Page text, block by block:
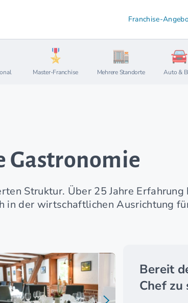
Franchise-
Master-Franchise Mehrere Standorte Auto &
Gastronomie
Struktur. Über 25 Jahre
der wirtschaftlichen Ausrichtung
Bereit
Chef zu